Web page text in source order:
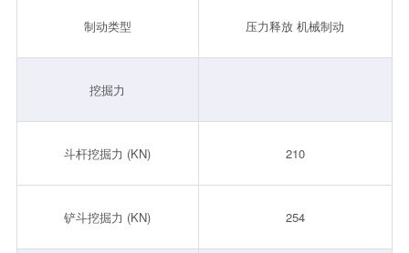
制动类型 压力释放 机械制动
挖掘力
斗杆挖掘力 (KN) 210
铲斗挖掘力 (KN) 254